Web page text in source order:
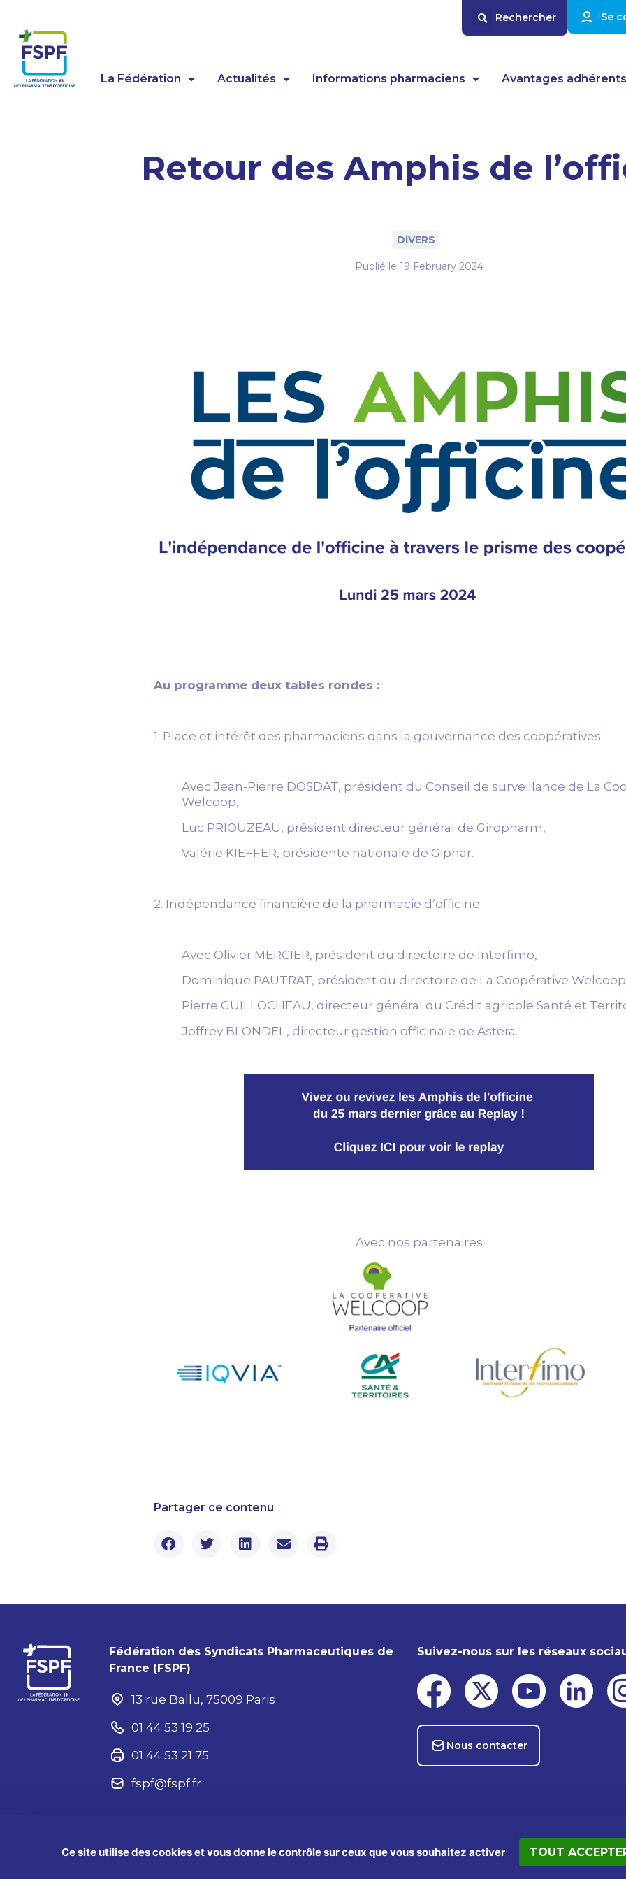
Ce site utilise des cookies et vous donne le contrôle sur ceux que vous souhaitez activer TOUT
Se
La Fédération Actualités Informations pharmaciens Avantages adhérents
Retour des Amphis de
DIVERS
Publié le 19 February 2024
Au programme deux tables rondes :
1. Place et intérêt des pharmaciens dans la gouvernance des coopératives
Avec Jean-Pierre DOSDAT, président du Conseil de surveillance de La
Welcoop,
Luc PRIOUZEAU, président directeur général de Giropharm,
Valérie KIEFFER, présidente nationale de Giphar.
2. Indépendance financière de la pharmacie d’officine
Avec Olivier MERCIER, président du directoire de Interfimo,
Dominique PAUTRAT, président du directoire de La Coopérative
Pierre GUILLOCHEAU, directeur général du Crédit agricole Santé et
Joffrey BLONDEL, directeur gestion officinale de Astera.
Avec nos partenaires
Partager ce contenu
Fédération des Syndicats Pharmaceutiques de
France (FSPF)
13 rue Ballu, 75009 Paris
01 44 53 19 25
01 44 53 21 75
fspf@fspf.fr
Suivez-nous sur les réseaux
Nous contacter
®2025 FSPF – Tous droits réservés Mentions légales Données personnelles Politiques cookies Kit presse